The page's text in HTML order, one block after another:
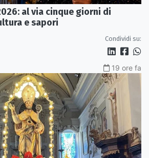
al via cinque giorni di
e sapori
Condividi su:
19 ore fa